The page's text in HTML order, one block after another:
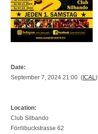
Date:
September 7, 2024 21:00 (ICAL)
Location:
Club Silbando
Förrlibuckstrasse 62